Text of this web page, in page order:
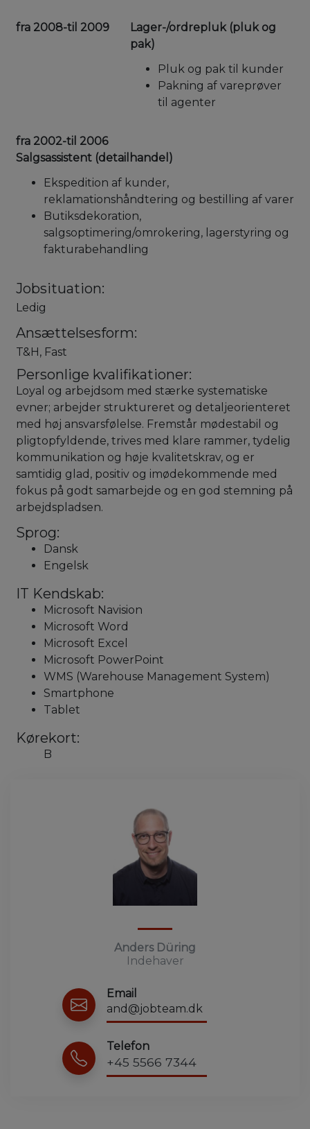
fra 2008-til 2009
Lager-/ordrepluk (pluk og
pak)
Pluk og pak til kunder
Pakning af vareprøver
til agenter
fra 2002-til 2006
Salgsassistent (detailhandel)
Ekspedition af kunder,
reklamationshåndtering og bestilling af varer
Butiksdekoration,
salgsoptimering/omrokering, lagerstyring og
fakturabehandling
Jobsituation:
Ledig
Ansættelsesform:
T&H, Fast
Personlige kvalifikationer:
Loyal og arbejdsom med stærke systematiske
evner; arbejder struktureret og detaljeorienteret
med høj ansvarsfølelse. Fremstår mødestabil og
pligtopfyldende, trives med klare rammer, tydelig
kommunikation og høje kvalitetskrav, og er
samtidig glad, positiv og imødekommende med
fokus på godt samarbejde og en god stemning på
arbejdspladsen.
Sprog:
Dansk
Engelsk
IT Kendskab:
Microsoft Navision
Microsoft Word
Microsoft Excel
Microsoft PowerPoint
WMS (Warehouse Management System)
Smartphone
Tablet
Kørekort:
B
Anders Düring
Indehaver
Email
and@jobteam.dk
Telefon
+45 5566 7344